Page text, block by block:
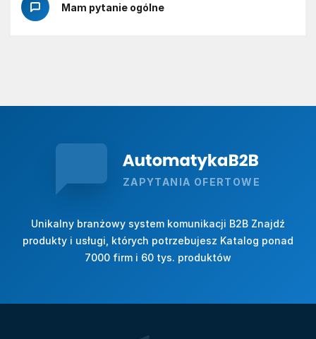
Mam pytanie ogólne
ZAPYTANIA OFERTOWE
Unikalny branżowy system komunikacji B2B Znajdź
produkty i usługi, których potrzebujesz Katalog ponad
7000 firm i 60 tys. produktów